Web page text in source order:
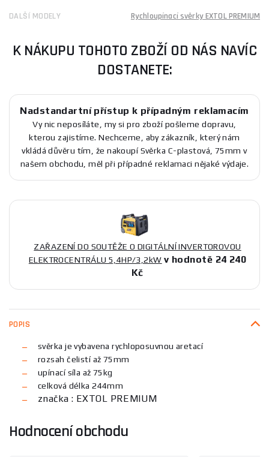
DALŠÍ MODELY Rychloupínací svěrky EXTOL PREMIUM
K NÁKUPU TOHOTO ZBOŽÍ OD NÁS NAVÍC
DOSTANETE:
Nadstandartní přístup k případným reklamacím
Vy nic neposíláte, my si pro zboží pošleme dopravu,
kterou zajistíme. Nechceme, aby zákazník, který nám
vkládá důvěru tím, že nakoupí Svěrka C-plastová, 75mm v
našem obchodu, měl při případné reklamaci nějaké výdaje.
ZAŘAZENÍ DO SOUTĚŽE O DIGITÁLNÍ INVERTOROVOU
ELEKTROCENTRÁLU 5,4HP/3,2kW v hodnotě 24 240
Kč
POPIS
svěrka je vybavena rychloposuvnou aretací
rozsah čelistí až 75mm
upínací síla až 75kg
celková délka 244mm
značka : EXTOL PREMIUM
Hodnocení obchodu